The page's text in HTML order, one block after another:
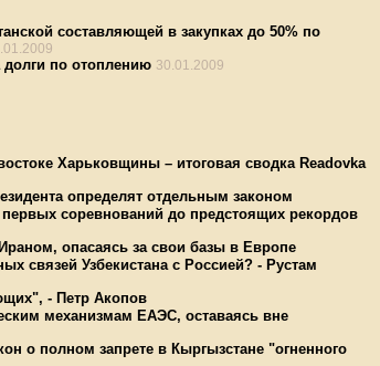
составляющей в закупках до 50% по
по отоплению 30.01.2009
Харьковщины – итоговая сводка Readovka
определят отдельным законом
соревнований до предстоящих рекордов
опасаясь за свои базы в Европе
связей Узбекистана с Россией? - Рустам
- Петр Акопов
механизмам ЕАЭС, оставаясь вне
о полном запрете в Кыргызстане "огненного